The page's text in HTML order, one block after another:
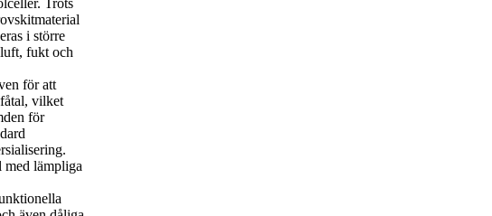
i större
fukt och
för att
vilket
för
med lämpliga